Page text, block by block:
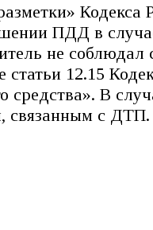
Кодекса
ПДД в
не
12.15
В
связанным с ДТП.